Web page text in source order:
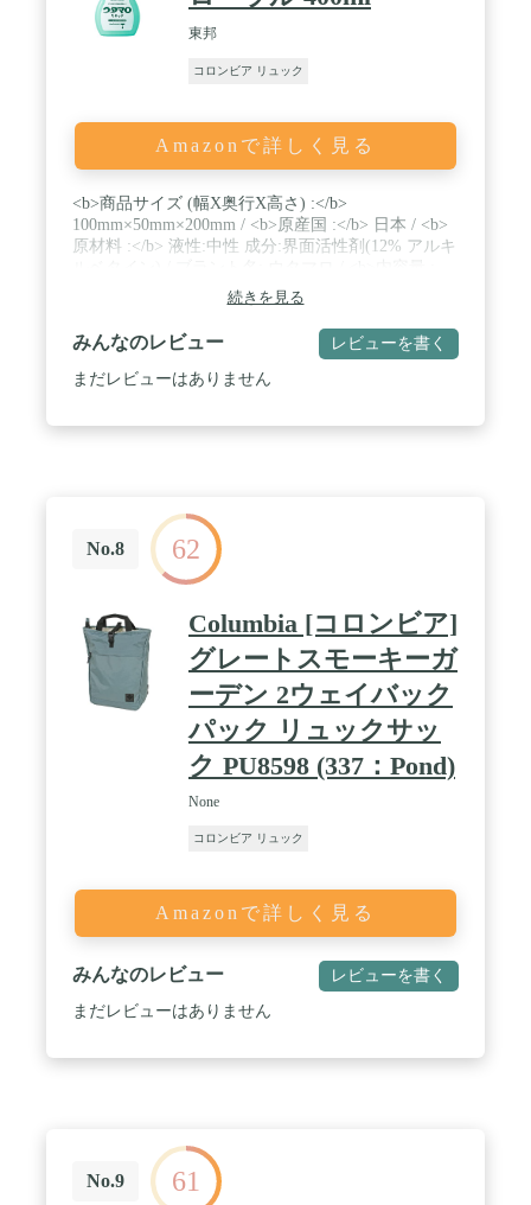
東邦
コロンビア リュック
Amazonで詳しく見る
<b>商品サイズ (幅X奥行X高さ) :</b>
100mm×50mm×200mm / <b>原産国 :</b> 日本 / <b>
原材料 :</b> 液性:中性 成分:界面活性剤(12% アルキ
</b> 400mL / 手洗い・つけおき洗い水5Lに対し5ml
しつこい汚れの場合は、原液を適量汚れになじま
せ、もみ洗いしてください。一般洗たく機水30Lに
対し30ml、ドラム式洗たく機衣類1kgに対し15mlご
使用ください。
続きを見る
みんなのレビュー レビューを書く
まだレビューはありません
No.8 62
Columbia [コロンビア]
グレートスモーキーガ
ーデン 2ウェイバック
パック リュックサッ
ク PU8598 (337：Pond)
None
コロンビア リュック
Amazonで詳しく見る
みんなのレビュー レビューを書く
まだレビューはありません
No.9 61